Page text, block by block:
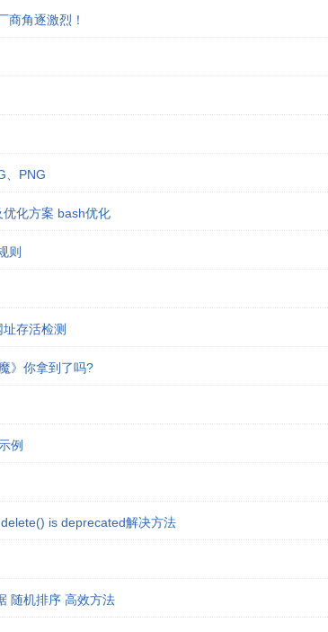
商角逐激烈！
、PNG
化方案 bash优化
则
存活检测
》你拿到了吗?
例
is deprecated解决方法
随机排序 高效方法